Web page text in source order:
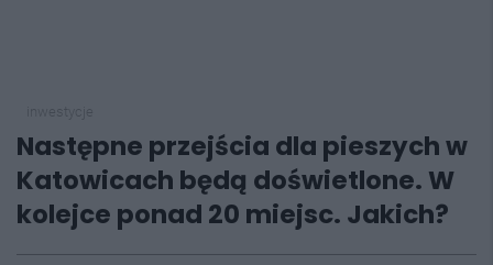
Następne przejścia dla pieszych w
Katowicach będą doświetlone. W
kolejce ponad 20 miejsc. Jakich?